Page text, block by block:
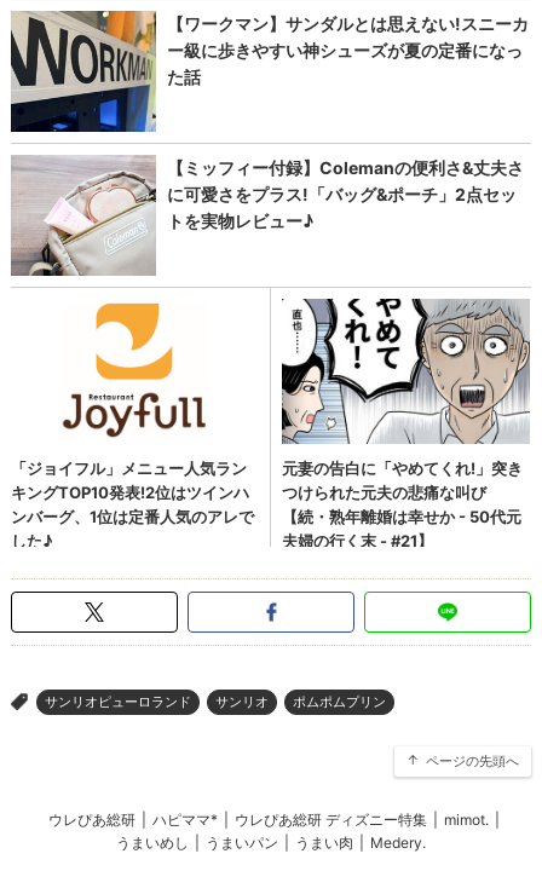
> サンリオピューロランド サンリオ ポムポムプリン
ページの先頭へ
ウレぴあ総研 ハピママ* ウレぴあ総研 ディズニー特集 mimot.
うまいめし
うまいパン うまい肉 Medery.